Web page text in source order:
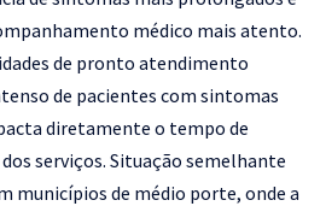
médico mais atento.
de pronto atendimento
de pacientes com sintomas
diretamente o tempo de
serviços. Situação semelhante
municípios de médio porte, onde a